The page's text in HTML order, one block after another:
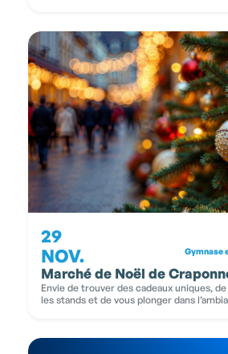
29
NOV.
Gymnase
Marché de Noël de
Envie de trouver des cadeaux uniques,
les stands et de vous plonger dans